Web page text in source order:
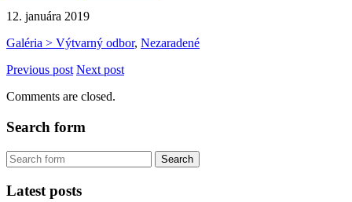
12. januára 2019
Galéria > Výtvarný odbor, Nezaradené
Previous post Next post
Comments are closed.
Search form
Latest posts